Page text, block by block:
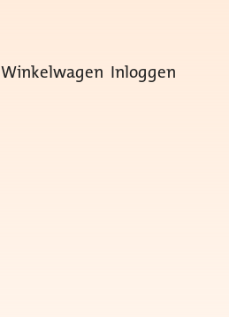
Winkelwagen Inloggen